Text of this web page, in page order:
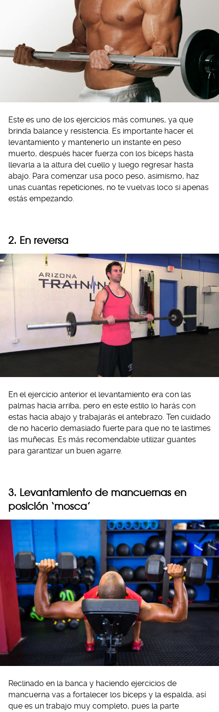
Este es uno de los ejercicios más comunes, ya que
brinda balance y resistencia. Es importante hacer el
levantamiento y mantenerlo un instante en peso
muerto, después hacer fuerza con los bíceps hasta
llevarla a la altura del cuello y luego regresar hasta
abajo. Para comenzar usa poco peso, asimismo, haz
unas cuantas repeticiones, no te vuelvas loco si apenas
estás empezando.
2. En reversa
En el ejercicio anterior el levantamiento era con las
palmas hacia arriba, pero en este estilo lo harás con
estas hacia abajo y trabajarás el antebrazo. Ten cuidado
de no hacerlo demasiado fuerte para que no te lastimes
las muñecas. Es más recomendable utilizar guantes
para garantizar un buen agarre.
3. Levantamiento de mancuernas en
posición ‘mosca’
Reclinado en la banca y haciendo ejercicios de
mancuerna vas a fortalecer los bíceps y la espalda, así
que es un trabajo muy completo, pues la parte